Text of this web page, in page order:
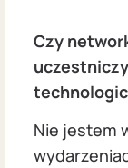
Czy
Nie jestem